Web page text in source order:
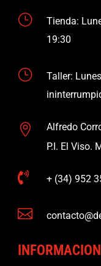
}
Tienda:
19:30
}
Taller:

Alfredo
P.I. El Viso.
 + (34) 952
